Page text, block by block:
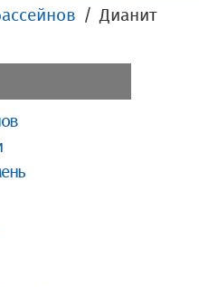
Дианит